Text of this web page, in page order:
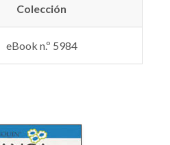
Colección
eBook n.º 5984